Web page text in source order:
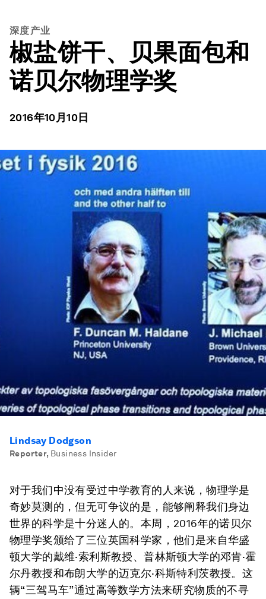
深度产业
椒盐饼干、贝果面包和
诺贝尔物理学奖
2016年10月10日
Lindsay Dodgson
Reporter, Business Insider
对于我们中没有受过中学教育的人来说，物理学是
奇妙莫测的，但无可争议的是，能够阐释我们身边
世界的科学是十分迷人的。本周，2016年的诺贝尔
物理学奖颁给了三位英国科学家，他们是来自华盛
顿大学的戴维·索利斯教授、普林斯顿大学的邓肯·霍
尔丹教授和布朗大学的迈克尔·科斯特利茨教授。这
辆“三驾马车”通过高等数学方法来研究物质的不寻